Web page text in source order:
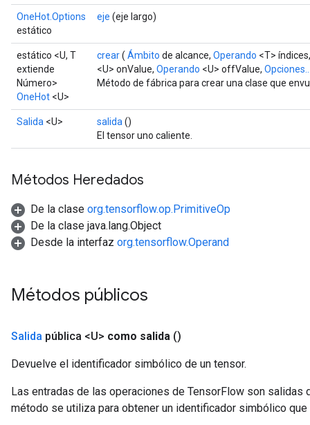
OneHot.Options
estático
eje (eje largo)
estático <U, T
extiende
Número>
OneHot <U>
crear( Ámbito de alcance, Operando <T>
<U> onValue, Operando <U> offValue,
Método de fábrica para crear una clase que
Salida <U> salida ()
El tensor uno caliente.
Métodos Heredados
De la clase org.tensorflow.op.PrimitiveOp
De la clase java.lang.Object
Desde la interfaz org.tensorflow.Operand
Métodos públicos
Salida pública <U> como salida ()
Devuelve el identificador simbólico de un tensor.
Las entradas de las operaciones de TensorFlow son salidas
método se utiliza para obtener un identificador simbólico